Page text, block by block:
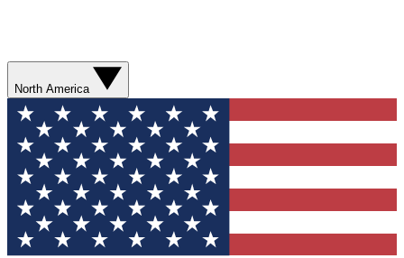
North America